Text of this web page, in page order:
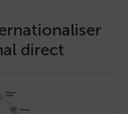
direct